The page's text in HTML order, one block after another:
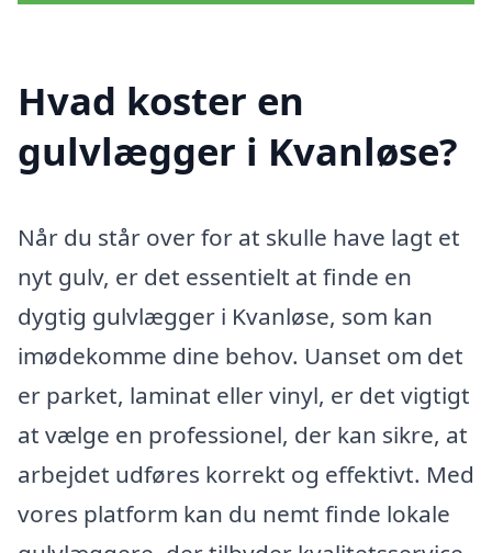
Hvad koster en
gulvlægger i Kvanløse?
Når du står over for at skulle have lagt et
nyt gulv, er det essentielt at finde en
dygtig gulvlægger i Kvanløse, som kan
imødekomme dine behov. Uanset om det
er parket, laminat eller vinyl, er det vigtigt
at vælge en professionel, der kan sikre, at
arbejdet udføres korrekt og effektivt. Med
vores platform kan du nemt finde lokale